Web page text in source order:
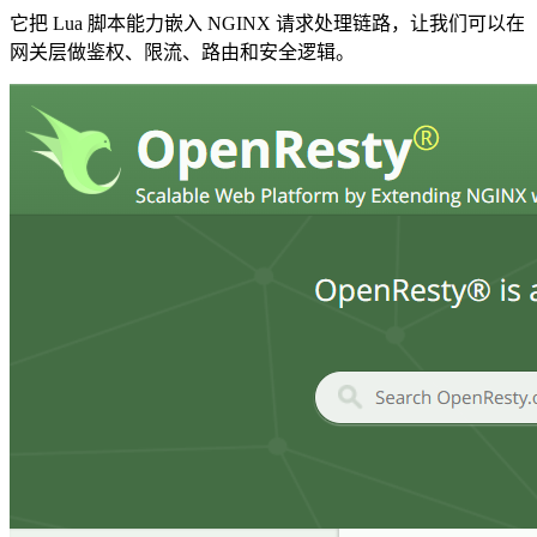
它把 Lua 脚本能力嵌入 NGINX 请求处理链路，让我们可以在
网关层做鉴权、限流、路由和安全逻辑。